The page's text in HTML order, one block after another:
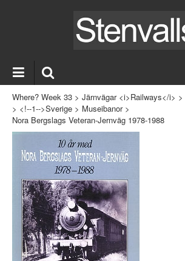
Where? Week 33 > Järnvägar <i>Railways</i> >
> <!--1-->Sverige > Museibanor>
Nora Bergslags Veteran-Jernväg 1978-1988